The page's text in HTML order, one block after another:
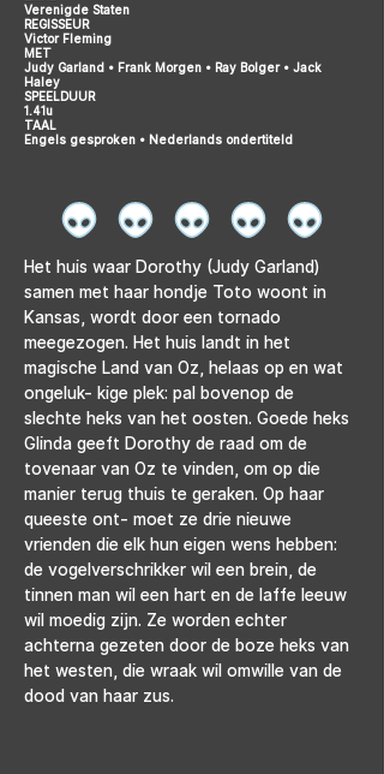
Verenigde Staten
REGISSEUR
Victor Fleming
MET
Judy Garland • Frank Morgen • Ray Bolger • Jack
Haley
SPEELDUUR
1.41u
TAAL
Engels gesproken • Nederlands ondertiteld
Het huis waar Dorothy (Judy Garland)
samen met haar hondje Toto woont in
Kansas, wordt door een tornado
meegezogen. Het huis landt in het
magische Land van Oz, helaas op en wat
ongeluk- kige plek: pal bovenop de
slechte heks van het oosten. Goede heks
Glinda geeft Dorothy de raad om de
tovenaar van Oz te vinden, om op die
manier terug thuis te geraken. Op haar
queeste ont- moet ze drie nieuwe
vrienden die elk hun eigen wens hebben:
de vogelverschrikker wil een brein, de
tinnen man wil een hart en de laffe leeuw
wil moedig zijn. Ze worden echter
achterna gezeten door de boze heks van
het westen, die wraak wil omwille van de
dood van haar zus.